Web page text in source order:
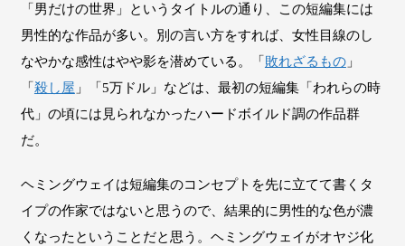
「男だけの世界」というタイトルの通り、この短編集には
男性的な作品が多い。別の言い方をすれば、女性目線のし
なやかな感性はやや影を潜めている。「敗れざるもの」
「殺し屋 」「5万ドル」などは、最初の短編集「われらの時
代」の頃には見られなかったハードボイルド調の作品群
だ。
ヘミングウェイは短編集のコンセプトを先に立てて書くタ
イプの作家ではないと思うので、結果的に男性的な色が濃
くなったということだと思う。ヘミングウェイがオヤジ化